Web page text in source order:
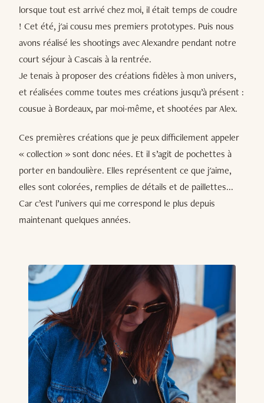
lorsque tout est arrivé chez moi, il était temps de coudre
! Cet été, j'ai cousu mes premiers prototypes. Puis nous
avons réalisé les shootings avec Alexandre pendant notre
court séjour à Cascais à la rentrée.
Je tenais à proposer des créations fidèles à mon univers,
et réalisées comme toutes mes créations jusqu’à présent :
cousue à Bordeaux, par moi-même, et shootées par Alex.
Ces premières créations que je peux difficilement appeler
« collection » sont donc nées. Et il s’agit de pochettes à
porter en bandoulière. Elles représentent ce que j'aime,
elles sont colorées, remplies de détails et de paillettes...
Car c’est l’univers qui me correspond le plus depuis
maintenant quelques années.